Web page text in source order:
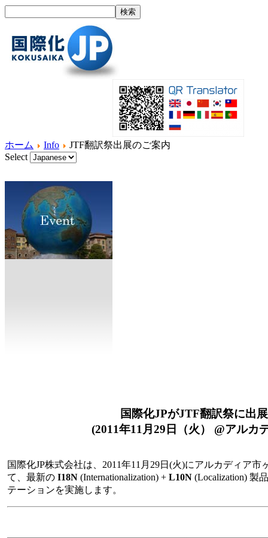
ホーム Info
JTF翻訳祭出展のご案内
Select
国際化JPがJTF翻訳祭に出
(2011年11月29日（火） @アルカ
国際化JP株式会社は、2011年11月29日(火)にアルカディア
て、最新の I18N (Internationalization) + L10N (Localization) 製
テーションを実施します。